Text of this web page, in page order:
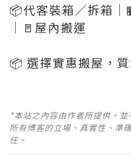
📦代客裝箱／拆箱｜
｜🚪屋內搬運
📦 選擇實惠搬屋，
*本站之內容由作者所提供，
所有博客的立場、真實性、準
任。